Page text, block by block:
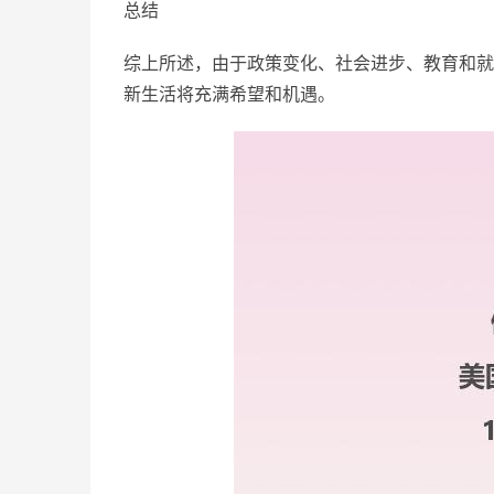
总结
综上所述，由于政策变化、社会进步、教育和
新生活将充满希望和机遇。